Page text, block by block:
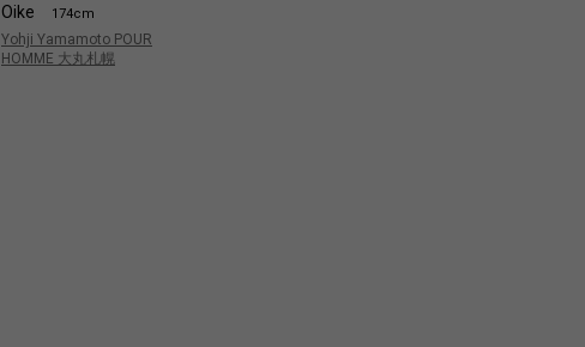
Oike 174cm
Yohji Yamamoto POUR
HOMME 大丸札幌